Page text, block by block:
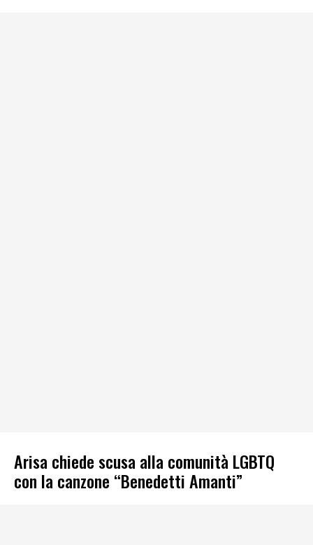
Arisa chiede scusa alla comunità LGBTQ
con la canzone “Benedetti Amanti”